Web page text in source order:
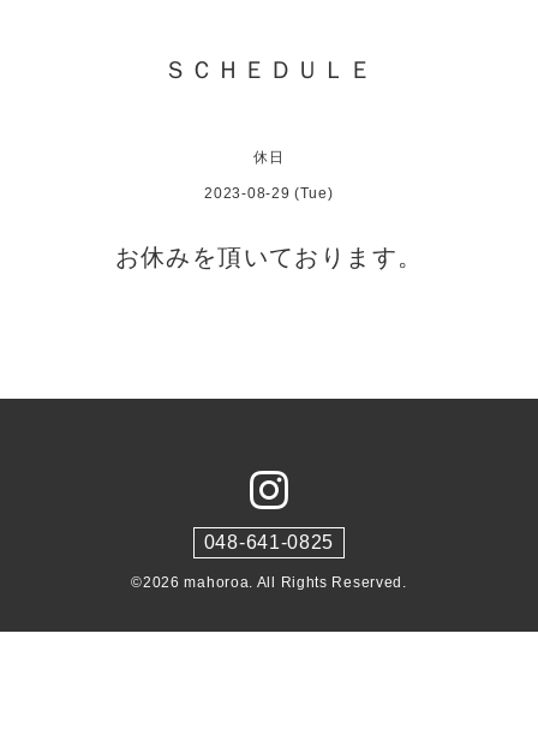
ＳＣＨＥＤＵＬＥ
休日
2023-08-29 (Tue)
お休みを頂いております。
048-641-0825
©2026mahoroa. All Rights Reserved.